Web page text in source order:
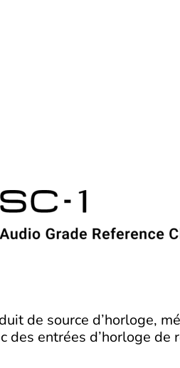
de source d’horloge,
des entrées d’horloge de